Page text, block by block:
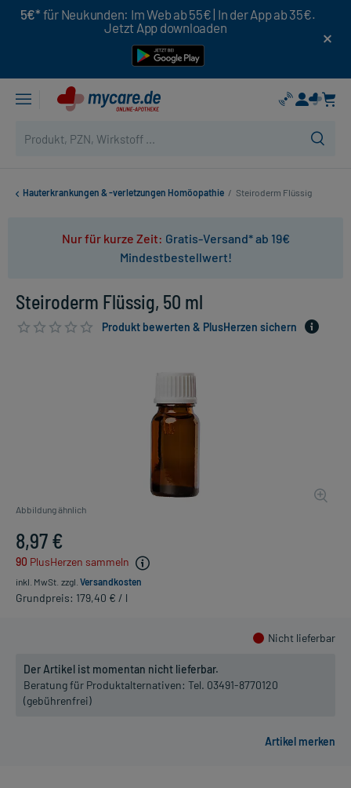
5€* für Neukunden: Im Web ab 55€ | In der App ab 35€.
Jetzt App downloaden
Hauterkrankungen & -verletzungen Homöopathie / Steiroderm Flüssig
Nur für kurze Zeit: Gratis-Versand* ab 19€
Mindestbestellwert!
Steiroderm Flüssig, 50 ml
Produkt bewerten & PlusHerzen sichern
Abbildung ähnlich
8,97 €
90 PlusHerzen sammeln
inkl. MwSt. zzgl. Versandkosten
Grundpreis: 179,40 € / l
Nicht lieferbar
Der Artikel ist momentan nicht lieferbar.
Beratung für Produktalternativen: Tel. 03491-8770120
(gebührenfrei)